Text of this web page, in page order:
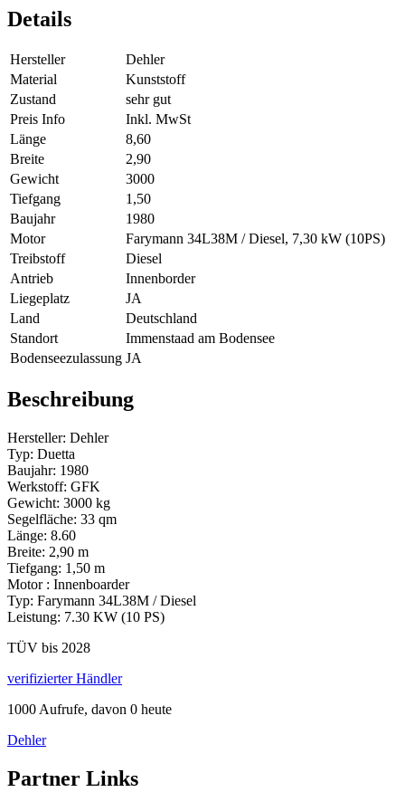
Details
Hersteller
Dehler
Material
Kunststoff
Zustand
sehr gut
Preis Info
Inkl. MwSt
Länge
8,60
Breite
2,90
Gewicht
3000
Tiefgang
1,50
Baujahr
1980
Motor
Farymann 34L38M / Diesel, 7,30 kW (10PS)
Treibstoff
Diesel
Antrieb
Innenborder
Liegeplatz
JA
Land
Deutschland
Standort
Immenstaad am Bodensee
Bodenseezulassung JA
Beschreibung
Hersteller: Dehler
Typ: Duetta
Baujahr: 1980
Werkstoff: GFK
Gewicht: 3000 kg
Segelfläche: 33 qm
Länge: 8.60
Breite: 2,90 m
Tiefgang: 1,50 m
Motor : Innenboarder
Typ: Farymann 34L38M / Diesel
Leistung: 7.30 KW (10 PS)
TÜV bis 2028
verifizierter Händler
1000 Aufrufe, davon 0 heute
Dehler
Partner Links